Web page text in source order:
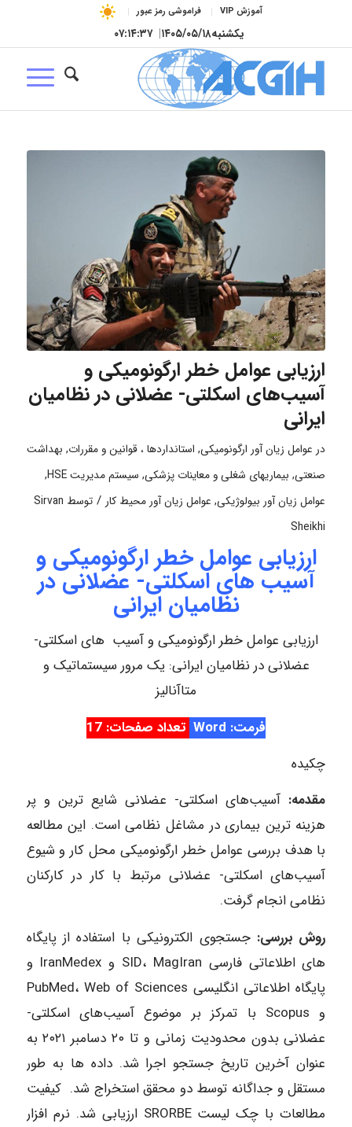
آموزش VIP فراموشی رمز عبور
یکشنبه۱۴۰۵/۰۵/۱۸| ۰۷:۱۴:۳۸
ارزیابی عوامل خطر ارگونومیکی و
آسیب‌های اسکلتی- عضلانی در نظامیان
ایرانی
در عوامل زیان آور ارگونومیکی, استانداردها ، قوانین و مقررات, بهداشت
صنعتی, بیماریهای شغلی و معاینات پزشکی, سیستم مدیریت HSE
,
عوامل زیان آور بیولوژیکی, عوامل زیان آور محیط کار / توسط Sirvan
Sheikhi
ارزیابی عوامل خطر ارگونومیکی و
آسیب های اسکلتی- عضلانی در
نظامیان ایرانی
ارزیابی عوامل خطر ارگونومیکی و آسیب های اسکلتی-
عضلانی در نظامیان ایرانی: یک مرور سیستماتیک و
متاآنالیز
فرمت: Word
تعداد صفحات: 17
چکیده
مقدمه:
آسیب‎‌های اسکلتی- عضلانی شایع ترین و پر
هزینه ترین بیماری در مشاغل نظامی است. این مطالعه
با هدف بررسی عوامل خطر ارگونومیکی محل کار و شیوع
آسیب‌های اسکلتی- عضلانی مرتبط با کار در کارکنان
نظامی انجام گرفت.
روش بررسی: جستجوی الکترونیکی با استفاده از پایگاه‌
های اطلاعاتی فارسی SID، MagIran و IranMedex و
پایگاه اطلاعاتی انگلیسی PubMed، Web of Sciences
و Scopus با تمرکز بر موضوع آسیب‌های اسکلتی-
عضلانی بدون محدودیت زمانی و تا ۲۰ دسامبر ۲۰۲۱ به
عنوان آخرین تاریخ جستجو اجرا شد. داده ها به طور
مستقل و جداگانه توسط دو محقق استخراج شد. کیفیت
مطالعات با چک لیست SRORBE ارزیابی شد. نرم افزار